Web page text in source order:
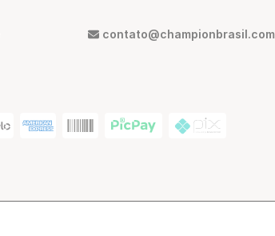
contato@championbrasil.com